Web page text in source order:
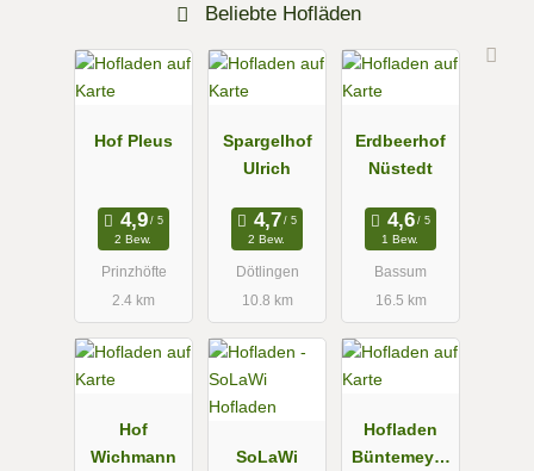
Beliebte Hofläden
Hof Pleus
2 Bew.
Prinzhöfte
2.4 km
Spargelhof
Ulrich
2 Bew.
Dötlingen
10.8 km
Erdbeerhof
Nüstedt
1 Bew.
Bassum
16.5 km
Hof
Wichmann
SoLaWi
Hofladen
Büntemeyer